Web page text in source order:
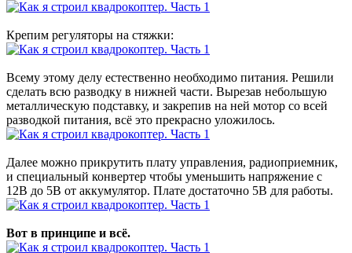
Крепим регуляторы на стяжки:
Всему этому делу естественно необходимо питания. Решили
сделать всю разводку в нижней части. Вырезав небольшую
металлическую подставку, и закрепив на ней мотор со всей
разводкой питания, всё это прекрасно уложилось.
Далее можно прикрутить плату управления, радиоприемник,
и специальный конвертер чтобы уменьшить напряжение с
12В до 5В от аккумулятор. Плате достаточно 5В для работы.
Вот в принципе и всё.